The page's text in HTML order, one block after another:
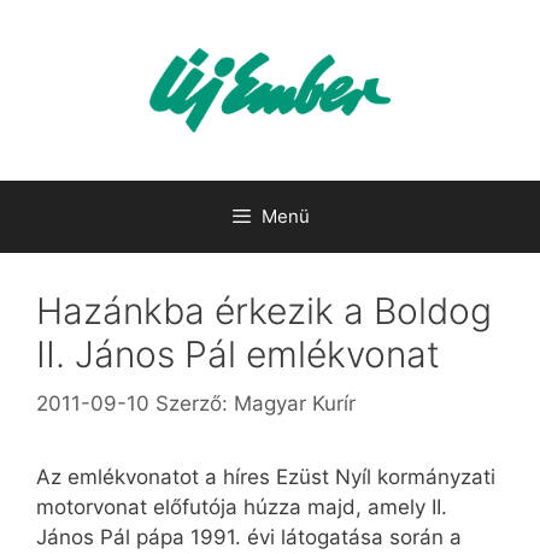
Menü
Hazánkba érkezik a Boldog
II. János Pál emlékvonat
2011-09-10 Szerző: Magyar Kurír
Az emlékvonatot a híres Ezüst Nyíl kormányzati
motorvonat előfutója húzza majd, amely II.
János Pál pápa 1991. évi látogatása során a